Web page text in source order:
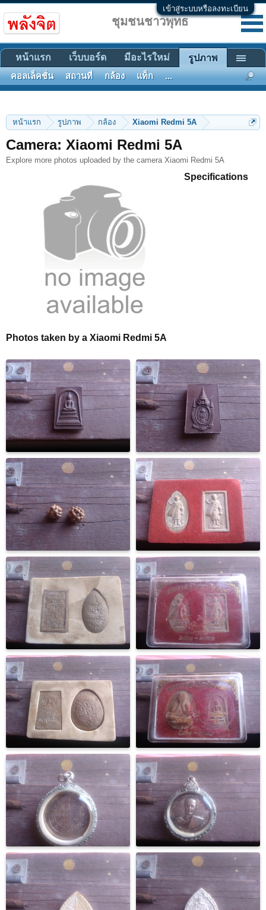
เข้าสู่ระบบหรือลงทะเบียน
หน้าแรก รูปภาพ กล้อง Xiaomi Redmi 5A
Camera: Xiaomi Redmi 5A
Explore more photos uploaded by the camera Xiaomi Redmi 5A
Specifications
Photos taken by a Xiaomi Redmi 5A
ชุมชนชาวพุทธ
หน้าแรก เว็บบอร์ด มีอะไรใหม่ รูปภาพ
คอลเล็คชั่น สถานที่ กล้อง แท็ก ...